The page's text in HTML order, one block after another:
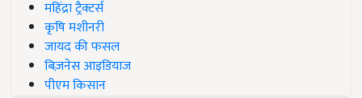
महिंद्रा ट्रैक्टर्स
कृषि मशीनरी
जायद की फसल
बिज़नेस आइडियाज
पीएम किसान